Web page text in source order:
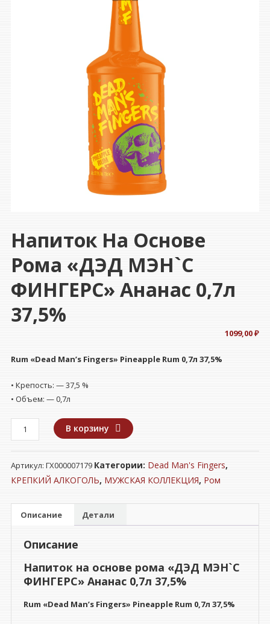
Напиток На Основе
Рома «ДЭД МЭН`С
ФИНГЕРС» Ананас 0,7л
37,5%
1099,00₽
Rum «Dead Man’s Fingers» Pineapple Rum 0,7л 37,5%
• Крепость: — 37,5 %
• Объем: — 0,7л
Количество
товара
Напиток
на
основе
"ДЭД
МЭН`С
Ананас
37,5%
В корзину
Артикул: ГХ000007179 Категории: Dead Man's Fingers,
КРЕПКИЙ АЛКОГОЛЬ, МУЖСКАЯ КОЛЛЕКЦИЯ, Ром
Описание Детали
Описание
Напиток на основе рома «ДЭД МЭН`С
ФИНГЕРС» Ананас 0,7л 37,5%
Rum «Dead Man’s Fingers» Pineapple Rum 0,7л 37,5%